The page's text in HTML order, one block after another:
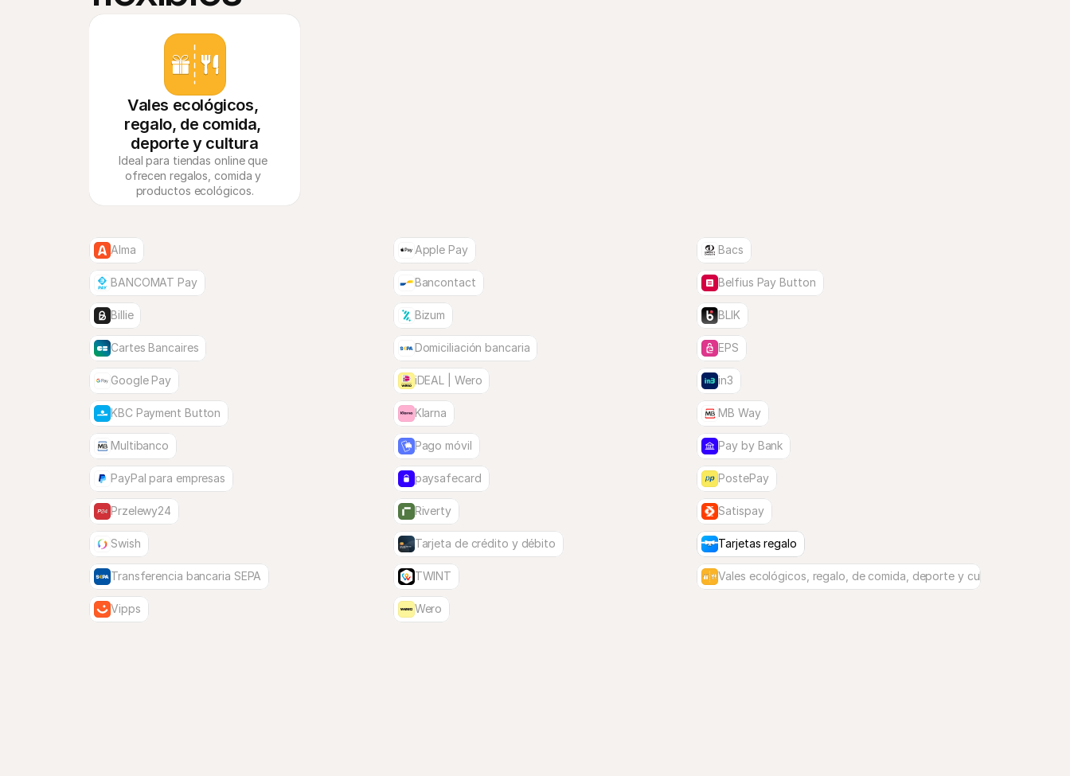
Vales ecológicos,
regalo, de comida,
deporte y cultura
Ideal para tiendas online que
ofrecen regalos, comida y
productos ecológicos.
Alma Apple Pay Bacs
BANCOMAT Pay Bancontact Belfius Pay Button
Billie Bizum BLIK
Cartes Bancaires Domiciliación bancaria EPS
Google Pay iDEAL | Wero in3
KBC Payment Button Klarna MB Way
Multibanco Pago móvil Pay by Bank
PayPal para empresas paysafecard PostePay
Przelewy24 Riverty Satispay
Swish Tarjeta de crédito y débito Tarjetas regalo
Transferencia bancaria SEPA TWINT Vales ecológicos, regalo, de comida, deporte y cultura
Vipps Wero